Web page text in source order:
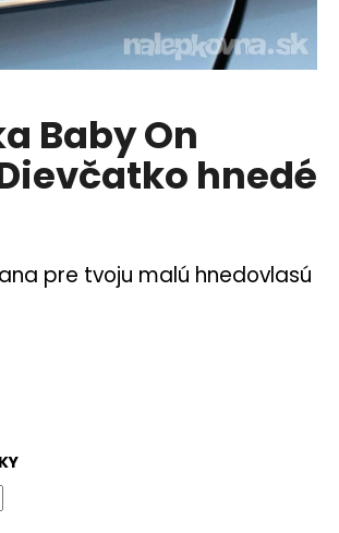
Baby On
hnedé
pre tvoju malú hnedovlasú